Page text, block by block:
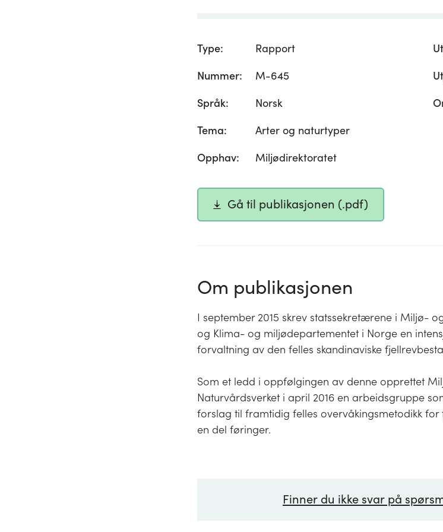
Type: Rapport
Nummer: M-645
Språk: Norsk
Tema:
Arter og naturtyper
Opphav: Miljødirektoratet
Gå til publikasjonen (.pdf)
Om publikasjonen
I september 2015 skrev statssekretærene i Miljø-
og Klima- og miljødepartementet i Norge en
forvaltning av den felles skandinaviske
Som et ledd i oppfølgingen av denne opprettet
Naturvårdsverket i april 2016 en arbeidsgruppe
forslag til framtidig felles overvåkingsmetodikk
en del føringer.
Finner du ikke svar på